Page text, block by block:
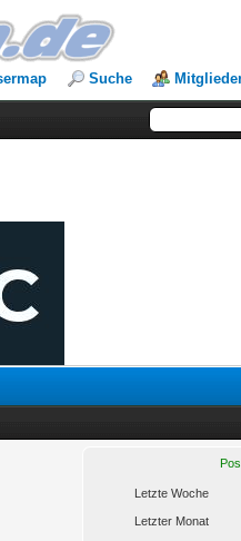
Suche
Letzte Woche
Letzter Monat